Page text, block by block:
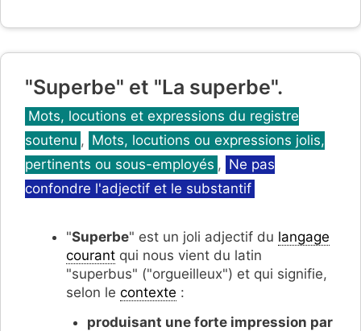
"Superbe" et "La superbe".
Catégories
Mots, locutions et expressions du registre
soutenu , Mots, locutions ou expressions jolis,
pertinents ou sous-employés , Ne pas
confondre l'adjectif et le substantif
"Superbe" est un joli adjectif du langage
courant qui nous vient du latin
"superbus" ("orgueilleux") et qui signifie,
selon le contexte :
produisant une forte impression par